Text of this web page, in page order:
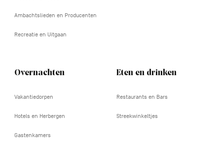
Ambachtslieden en Producenten
Recreatie en Uitgaan
Overnachten
Vakantiedorpen
Hotels en Herbergen
Gastenkamers
Eten en drinken
Restaurants en Bars
Streekwinkeltjes